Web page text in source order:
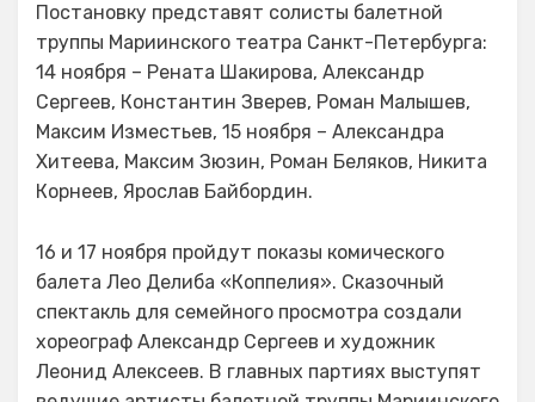
Постановку представят солисты балетной
труппы Мариинского театра Санкт-Петербурга:
14 ноября – Рената Шакирова, Александр
Сергеев, Константин Зверев, Роман Малышев,
Максим Изместьев, 15 ноября – Александра
Хитеева, Максим Зюзин, Роман Беляков, Никита
Корнеев, Ярослав Байбордин.
16 и 17 ноября пройдут показы комического
балета Лео Делиба «Коппелия». Сказочный
спектакль для семейного просмотра создали
хореограф Александр Сергеев и художник
Леонид Алексеев. В главных партиях выступят